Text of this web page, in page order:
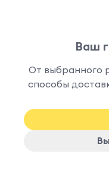
наличии
Ваш
От выбранного
способы